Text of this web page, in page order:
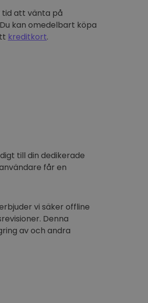
tid att vänta på
kan omedelbart köpa
kreditkort.
till din dedikerade
får en
vi säker offline
Denna
av och andra